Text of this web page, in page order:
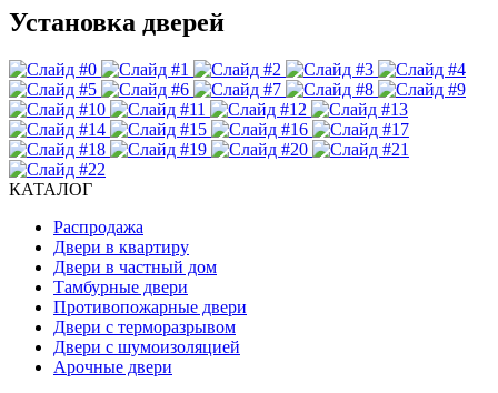
Установка дверей
КАТАЛОГ
Распродажа
Двери в квартиру
Двери в частный дом
Тамбурные двери
Противопожарные двери
Двери с терморазрывом
Двери с шумоизоляцией
Арочные двери